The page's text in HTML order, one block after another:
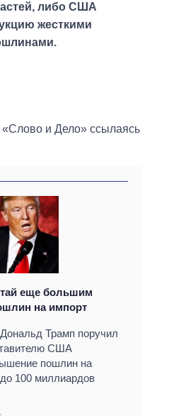
либо США
жесткими
и Дело» ссылаясь
еще большим
на импорт
Трамп поручил
США
пошлин на
100 миллиардов